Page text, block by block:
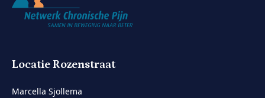
Locatie Rozenstraat
Marcella Sjollema